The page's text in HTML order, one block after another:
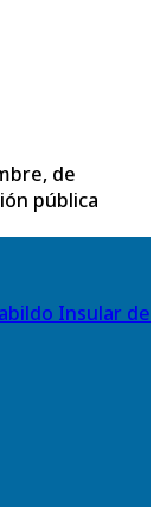
de
pública
Insular de